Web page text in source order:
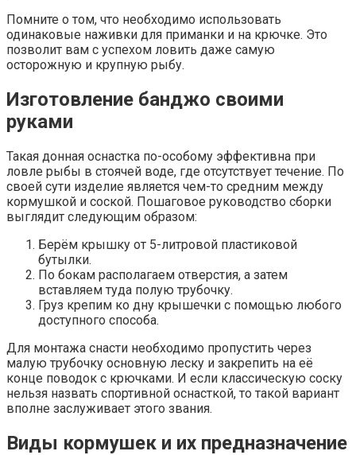
Помните о том, что необходимо использовать
одинаковые наживки для приманки и на крючке. Это
позволит вам с успехом ловить даже самую
осторожную и крупную рыбу.
Изготовление банджо своими
руками
Такая донная оснастка по-особому эффективна при
ловле рыбы в стоячей воде, где отсутствует течение. По
своей сути изделие является чем-то средним между
кормушкой и соской. Пошаговое руководство сборки
выглядит следующим образом:
Берём крышку от 5-литровой пластиковой
бутылки.
По бокам располагаем отверстия, а затем
вставляем туда полую трубочку.
Груз крепим ко дну крышечки с помощью любого
доступного способа.
Для монтажа снасти необходимо пропустить через
малую трубочку основную леску и закрепить на её
конце поводок с крючками. И если классическую соску
нельзя назвать спортивной оснасткой, то такой вариант
вполне заслуживает этого звания.
Виды кормушек и их предназначение